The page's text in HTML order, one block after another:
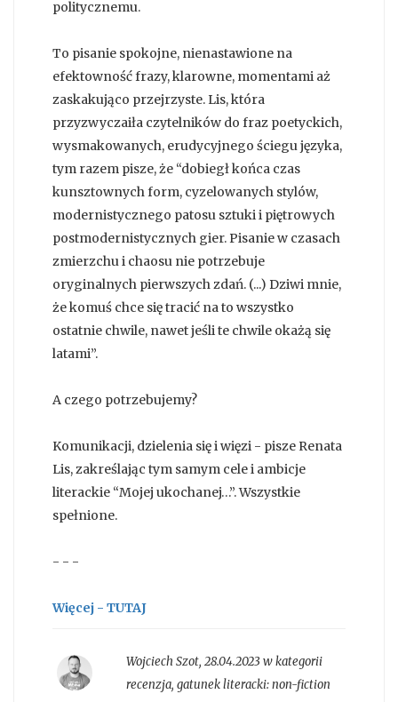
politycznemu.
To pisanie spokojne, nienastawione na
efektowność frazy, klarowne, momentami aż
zaskakująco przejrzyste. Lis, która
przyzwyczaiła czytelników do fraz poetyckich,
wysmakowanych, erudycyjnego ściegu języka,
tym razem pisze, że “dobiegł końca czas
kunsztownych form, cyzelowanych stylów,
modernistycznego patosu sztuki i piętrowych
postmodernistycznych gier. Pisanie w czasach
zmierzchu i chaosu nie potrzebuje
oryginalnych pierwszych zdań. (...) Dziwi mnie,
że komuś chce się tracić na to wszystko
ostatnie chwile, nawet jeśli te chwile okażą się
latami”.
A czego potrzebujemy?
Komunikacji, dzielenia się i więzi - pisze Renata
Lis, zakreślając tym samym cele i ambicje
literackie “Mojej ukochanej…”. Wszystkie
spełnione.
- - -
Więcej - TUTAJ
Wojciech Szot, 28.04.2023 w kategorii
recenzja, gatunek literacki:non-fiction